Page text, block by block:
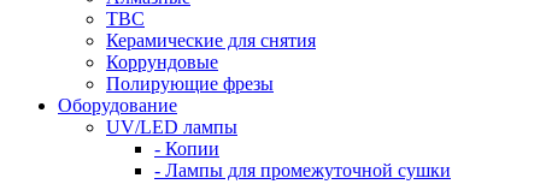
ТВС
Керамические для снятия
Коррундовые
Полирующие фрезы
Оборудование
UV/LED лампы
- Копии
- Лампы для промежуточной сушки